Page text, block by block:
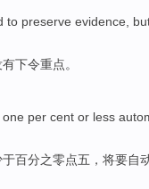
to preserve evidence,
有下令重点。
per cent or less
于百分之零点五，将要自